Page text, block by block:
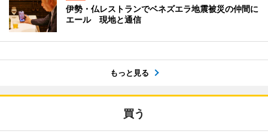
伊勢・仏レストランでベネズエラ地震被災の仲間に
エール 現地と通信
もっと見る
買う